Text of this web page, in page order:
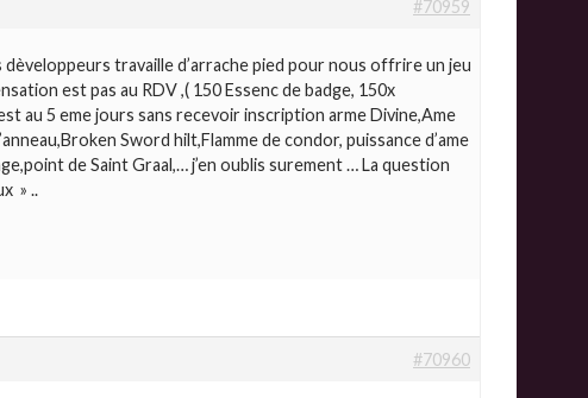
#70959
travaille d’arrache pied pour nous offrire un jeu
est pas au RDV ,( 150 Essenc de badge, 150x
au 5 eme jours sans recevoir inscription arme Divine,Ame
Sword hilt,Flamme de condor, puissance d’ame
de Saint Graal,… j’en oublis surement … La question
» ..
#70960